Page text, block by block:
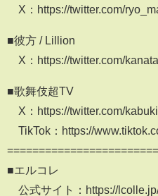
X：https://twitter.com/
■彼方 / Lillion
X：https://twitter.com/
■歌舞伎超TV
X：https://twitter.com/
TikTok：https://
■エルコレ
公式サイト：https://